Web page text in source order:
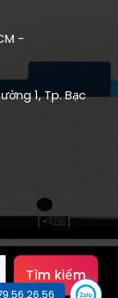
-
1, Tp. Bạc
Tìm kiếm